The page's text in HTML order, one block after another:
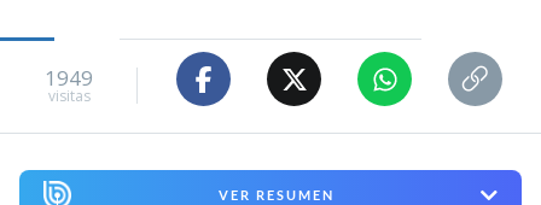
1949
visitas
VER RESUMEN